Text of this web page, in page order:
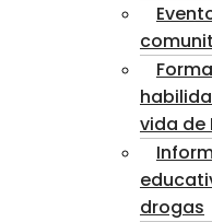
vida de
drogas